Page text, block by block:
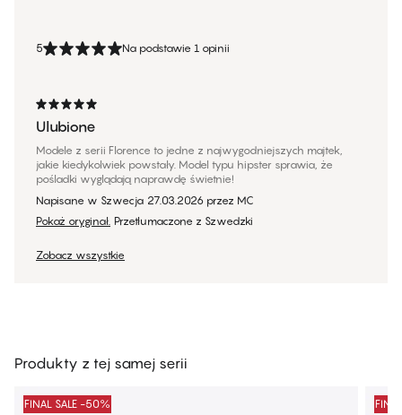
5 Na podstawie 1 opinii
Ulubione
Modele z serii Florence to jedne z najwygodniejszych majtek,
jakie kiedykolwiek powstały. Model typu hipster sprawia, że
pośladki wyglądają naprawdę świetnie!
Napisane w Szwecja 27.03.2026 przez MC
Pokaż oryginał. Przetłumaczone z Szwedzki
Zobacz wszystkie
Produkty z tej samej serii
FINAL SALE -50%